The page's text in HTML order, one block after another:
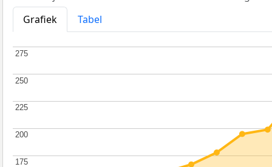
Grafiek
Tabel
175
175
200
200
225
225
250
250
275
275